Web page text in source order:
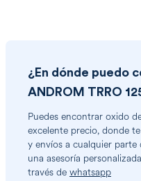
¿En dónde puedo
ANDROM TRRO
Puedes encontrar oxido
excelente precio, donde
y envíos a cualquier parte
una asesoría
través de whatsapp